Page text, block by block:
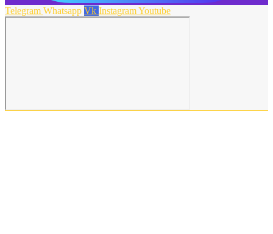
Telegram Whatsapp Vk InstagramYoutube